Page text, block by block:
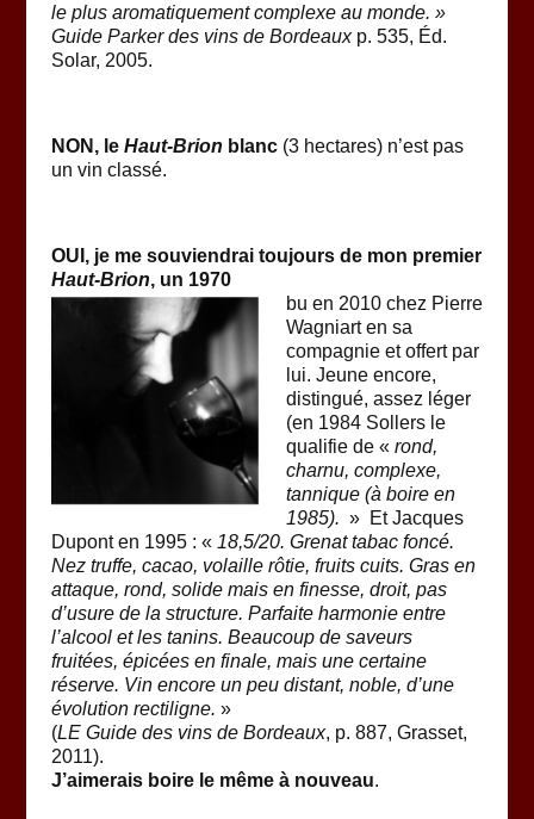
le plus aromatiquement complexe au monde. »
Guide Parker des vins de Bordeauxp. 535, Éd.
Solar, 2005.
NON, le Haut-Brion blanc (3 hectares) n’est pas
un vin classé.
OUI, je me souviendrai toujours de mon premier
Haut-Brion, un 1970
bu en 2010 chez Pierre
Wagniart en sa
compagnie et offert par
lui. Jeune encore,
distingué, assez léger
(en 1984 Sollers le
qualifie de « rond,
charnu, complexe,
tannique (à boire en
1985). » Et Jacques
Dupont en 1995 : « 18,5/20. Grenat tabac foncé.
Nez truffe, cacao, volaille rôtie, fruits cuits. Gras en
attaque, rond, solide mais en finesse, droit, pas
d’usure de la structure. Parfaite harmonie entre
l’alcool et les tanins. Beaucoup de saveurs
fruitées, épicées en finale, mais une certaine
réserve. Vin encore un peu distant, noble, d’une
évolution rectiligne. »
(LE Guide des vins de Bordeaux, p. 887, Grasset,
2011).
J’aimerais boire le même à nouveau.